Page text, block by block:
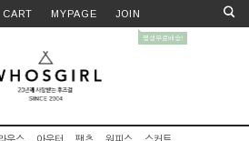
CART MYPAGE JOIN